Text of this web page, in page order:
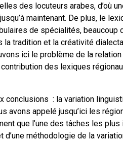
des locuteurs arabes, d’où
maintenant. De plus, le
de spécialités,
la tradition et la créativité
ici le problème de la
des lexiques
conclusions : la variation
avons appelé jusqu’ici les
que l’une des tâches les
d’une méthodologie de la